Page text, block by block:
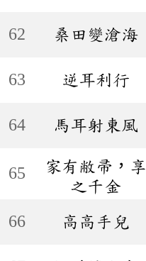
62
桑田變滄海
63 逆耳利行
64
馬耳射東風
65
家有敝帚，享
之千金
66 高高手兒